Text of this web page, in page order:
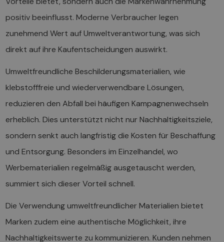
positiv beeinflusst. Moderne Verbraucher legen
zunehmend Wert auf Umweltverantwortung, was sich
direkt auf ihre Kaufentscheidungen auswirkt.
Umweltfreundliche Beschilderungsmaterialien, wie
klebstofffreie und wiederverwendbare Lösungen,
reduzieren den Abfall bei häufigen Kampagnenwechseln
erheblich. Dies unterstützt nicht nur Nachhaltigkeitsziele,
sondern senkt auch langfristig die Kosten für Beschaffung
und Entsorgung. Besonders im Einzelhandel, wo
Werbematerialien regelmäßig ausgetauscht werden,
summiert sich dieser Vorteil schnell.
Die Verwendung umweltfreundlicher Materialien bietet
Marken zudem eine authentische Möglichkeit, ihre
Nachhaltigkeitswerte zu kommunizieren. Kunden nehmen